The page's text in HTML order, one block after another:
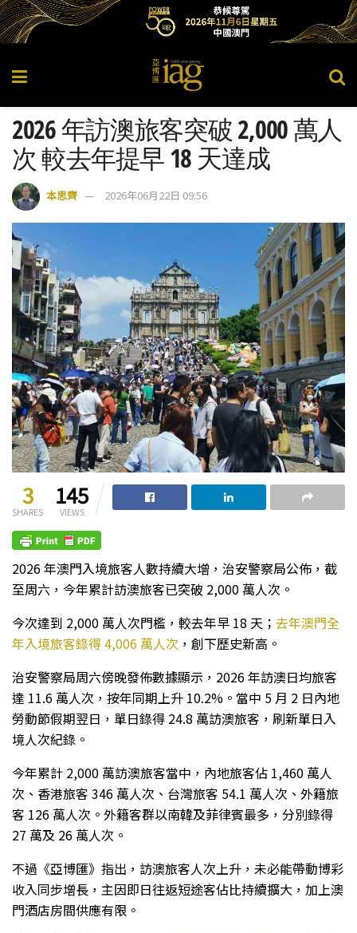
2026 年訪澳旅客突破 2,000 萬人
次 較去年提早 18 天達成
本思齊 2026年06月22日 09:56
3
SHARES
145
VIEWS
2026 年澳門入境旅客人數持續大增，治安警察局公佈，截
至周六，今年累計訪澳旅客已突破 2,000 萬人次。
今次達到 2,000 萬人次門檻，較去年早 18 天； 去年澳門全
年入境旅客錄得 4,006 萬人次 ，創下歷史新高。
治安警察局周六傍晚發佈數據顯示，2026 年訪澳日均旅客
達 11.6 萬人次，按年同期上升 10.2%。當中 5 月 2 日內地
勞動節假期翌日，單日錄得 24.8 萬訪澳旅客，刷新單日入
境人次紀錄。
今年累計 2,000 萬訪澳旅客當中，內地旅客佔 1,460 萬人
次、香港旅客 346 萬人次、台灣旅客 54.1 萬人次、外籍旅
客 126 萬人次。外籍客群以南韓及菲律賓最多，分別錄得
27 萬及 26 萬人次。
不過《亞博匯》指出，訪澳旅客人次上升，未必能帶動博彩
收入同步增長，主因即日往返短途客佔比持續擴大，加上澳
門酒店房間供應有限。